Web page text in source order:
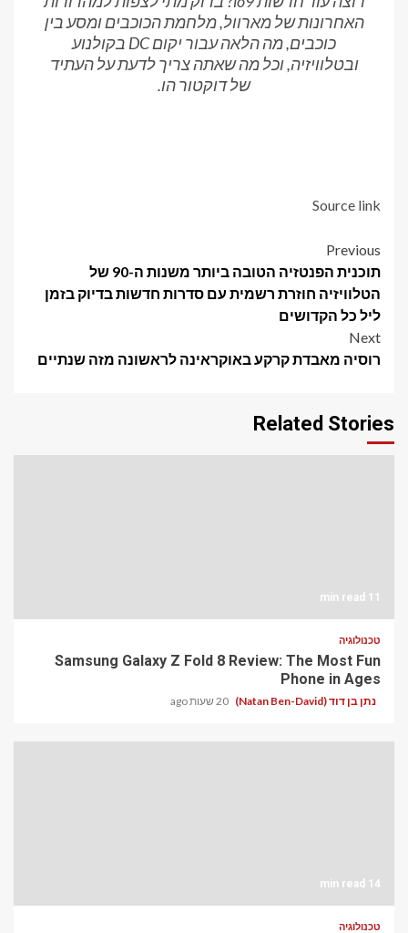
האחרונות של מארוול, מלחמת הכוכבים ומסע בין
כוכבים, מה הלאה עבור יקום DC בקולנוע
ובטלוויזיה, וכל מה שאתה צריך לדעת על העתיד
של דוקטור הו.
Source link
Post
navigation
Previous
תוכנית הפנטזיה הטובה ביותר משנות ה-90 של
הטלוויזיה חוזרת רשמית עם סדרות חדשות בדיוק בזמן
ליל כל הקדושים
Next
רוסיה מאבדת קרקע באוקראינה לראשונה מזה שנתיים
Related Stories
11 min read
טכנולוגיה
Samsung Galaxy Z Fold 8 Review: The Most Fun
Phone in Ages
נתן בן דוד (Natan Ben-David) 20 שעות ago
14 min read
טכנולוגיה